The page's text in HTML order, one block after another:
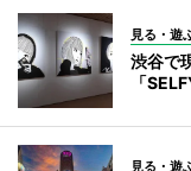
見る・遊
渋谷で
「
見る・遊